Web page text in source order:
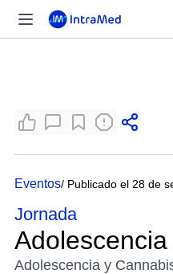
Eventos/ Publicado el 28 de
Jornada
Adolescencia y